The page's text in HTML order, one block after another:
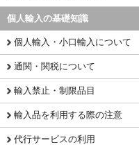
個人輸入の基礎知識
個人輸入・小口輸入について
通関・関税について
輸入禁止・制限品目
輸入品を利用する際の注意
代行サービスの利用